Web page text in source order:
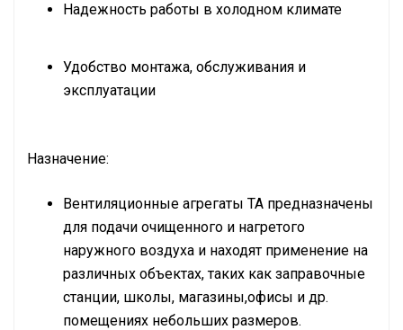
Надежность работы в холодном климате
Удобство монтажа, обслуживания и
эксплуатации
Назначение:
Вентиляционные агрегаты ТА предназначены
для подачи очищенного и нагретого
наружного воздуха и находят применение на
различных объектах, таких как заправочные
станции, школы, магазины,офисы и др.
помещениях небольших размеров.